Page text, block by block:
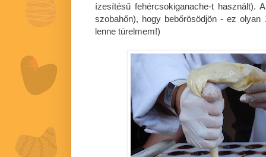
ízesítésű fehércsokiganache-t használt).
szobahőn), hogy bebőrösödjön - ez
lenne türelmem!)